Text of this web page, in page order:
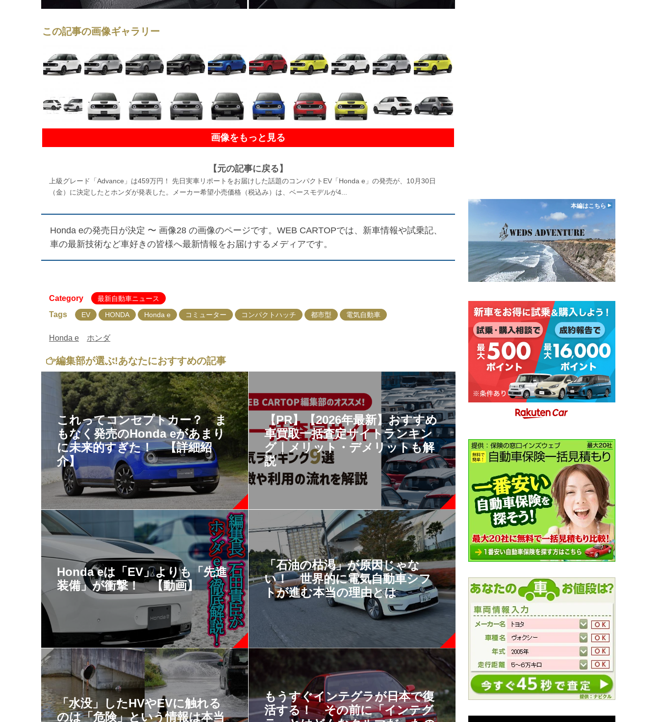
この記事の画像ギャラリー
画像をもっと見る
【元の記事に戻る】
上級グレード「Advance」は459万円！ 先日実車リポートをお届けした話題のコンパクトEV「Honda e」の発売が、10月30日
（金）に決定したとホンダが発表した。メーカー希望小売価格（税込み）は、ベースモデルが4...
Honda eの発売日が決定 〜 画像28 の画像のページです。WEB CARTOPでは、新車情報や試乗記、
車の最新技術など車好きの皆様へ最新情報をお届けするメディアです。
Category 最新自動車ニュース
Tags EV HONDA Honda e コミューター コンパクトハッチ 都市型 電気自動車
Honda e ホンダ
編集部が選ぶ!あなたにおすすめの記事
これってコンセプトカー？ ま
もなく発売のHonda eがあまり
に未来的すぎた！ 【詳細紹
介】
【PR】【2026年最新】おすすめ
車買取一括査定サイトランキン
グ｜メリット・デメリットも解
説
Honda eは「EV」よりも「先進
装備」が衝撃！ 【動画】
「石油の枯渇」が原因じゃな
い！ 世界的に電気自動車シフ
トが進む本当の理由とは
「水没」したHVやEVに触れる
のは「危険」という情報は本当
もうすぐインテグラが日本で復
活する！ その前に「インテグ
本編はこちら